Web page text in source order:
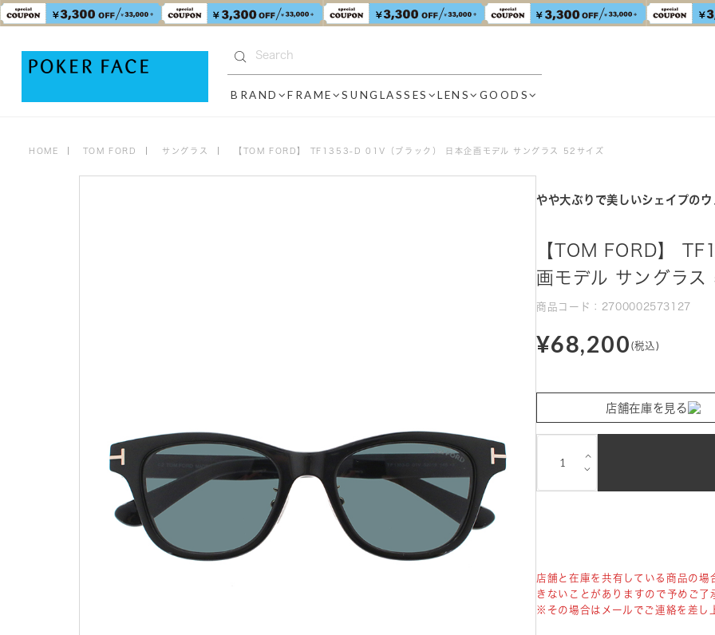
BRAND FRAME SUNGLASSES LENS GOODS
HOME TOM FORD サングラス 【TOM FORD】 TF1353-D 01V（ブラック） 日本企画モデル サングラス 52サイズ
やや大ぶりで美しいシェイプの
【TOM FORD】
画モデル サングラス
商品コード：2700002573127
¥68,200 (税込)
店舗在庫を見る
⌵
⌵
店舗と在庫を共有している商品の
きないことがありますので予めご了
※その場合はメールでご連絡を差し